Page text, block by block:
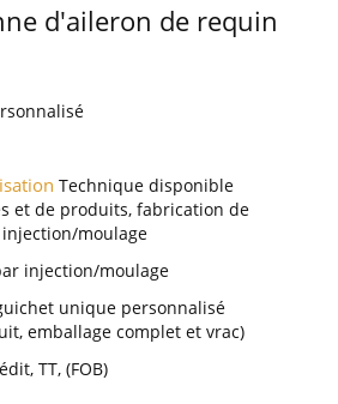
d'aileron de requin
Technique disponible
et de produits, fabrication de
moulage
injection/moulage
unique personnalisé
emballage complet et vrac)
TT, (FOB)